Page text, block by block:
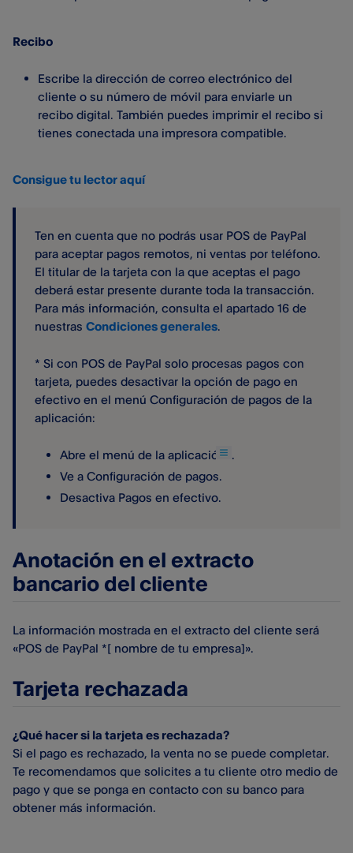
Recibo
Escribe la dirección de correo electrónico del
cliente o su número de móvil para enviarle un
recibo digital. También puedes imprimir el recibo si
tienes conectada una impresora compatible.
Consigue tu lector aquí
Ten en cuenta que no podrás usar POS de PayPal​
para aceptar pagos remotos, ni ventas por teléfono.
El titular de la tarjeta con la que aceptas el pago
deberá estar presente durante toda la transacción.
Para más información, consulta el apartado 16 de
nuestras Condiciones generales.
* Si con POS de PayPal​ solo procesas pagos con
tarjeta, puedes desactivar la opción de pago en
efectivo en el menú Configuración de pagos de la
aplicación:
Abre el menú de la aplicación .
Ve a Configuración de pagos.
Desactiva Pagos en efectivo.
Anotación en el extracto
bancario del cliente
La información mostrada en el extracto del cliente será
«POS de PayPal​ *[ nombre de tu empresa]».
Tarjeta rechazada
¿Qué hacer si la tarjeta es rechazada?
Si el pago es rechazado, la venta no se puede completar.
Te recomendamos que solicites a tu cliente otro medio de
pago y que se ponga en contacto con su banco para
obtener más información.